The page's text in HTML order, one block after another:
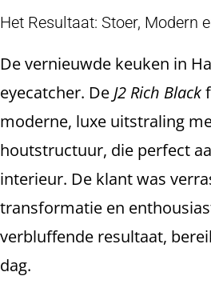
Het Resultaat: Stoer, Modern
De vernieuwde keuken in
eyecatcher. De J2 Rich Black
moderne, luxe uitstraling
houtstructuur, die perfect
interieur. De klant was
transformatie en
verbluffende resultaat,
dag.